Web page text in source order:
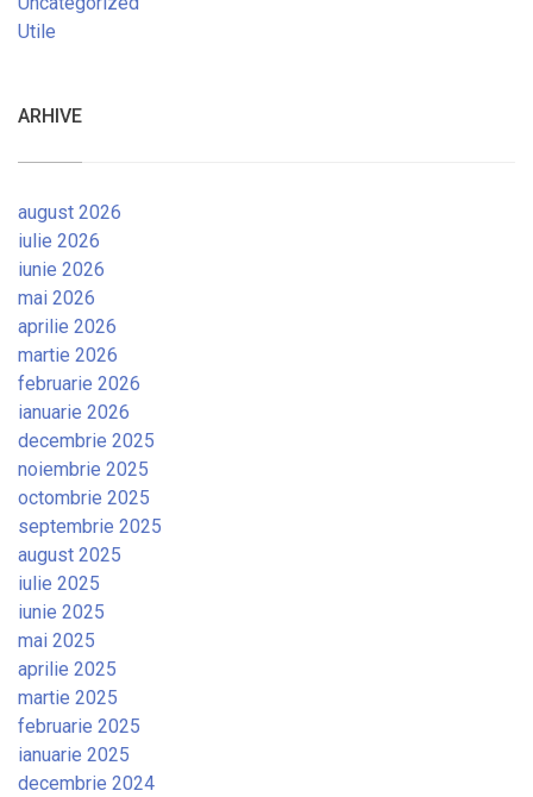
Utile
ARHIVE
august 2026
iulie 2026
iunie 2026
mai 2026
aprilie 2026
martie 2026
februarie 2026
ianuarie 2026
decembrie 2025
noiembrie 2025
octombrie 2025
septembrie 2025
august 2025
iulie 2025
iunie 2025
mai 2025
aprilie 2025
martie 2025
februarie 2025
ianuarie 2025
decembrie 2024